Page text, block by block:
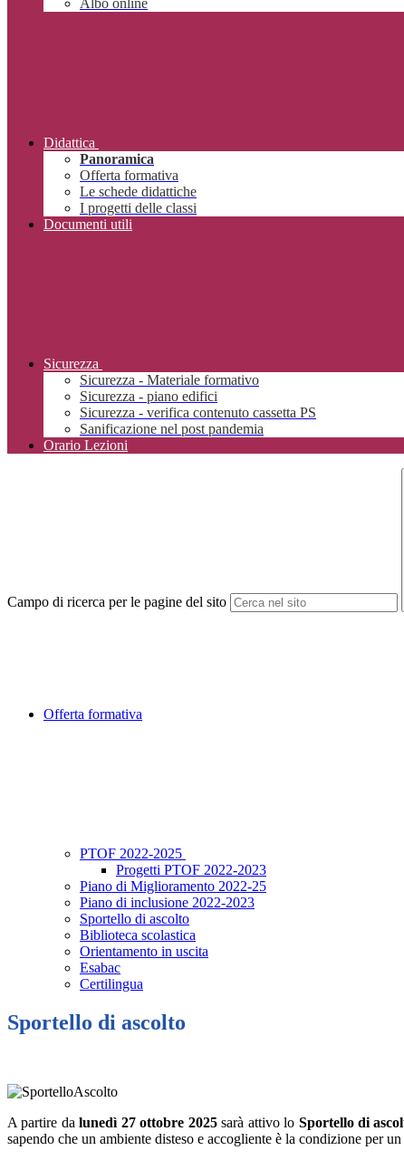
Albo online
Didattica
Panoramica
Offerta formativa
Le schede didattiche
I progetti delle classi
Documenti utili
Sicurezza
Sicurezza - Materiale formativo
Sicurezza - piano edifici
Sicurezza - verifica contenuto cassetta PS
Sanificazione nel post pandemia
Orario Lezioni
Campo di ricerca per le pagine del sito
Offerta formativa
PTOF 2022-2025
Progetti PTOF 2022-2023
Piano di Miglioramento 2022-25
Piano di inclusione 2022-2023
Sportello di ascolto
Biblioteca scolastica
Orientamento in uscita
Esabac
Certilingua
Sportello di ascolto
A partire dalunedì 27 ottobre 2025sarà attivo lo Sportello di
sapendo che un ambiente disteso e accogliente è la condizione per